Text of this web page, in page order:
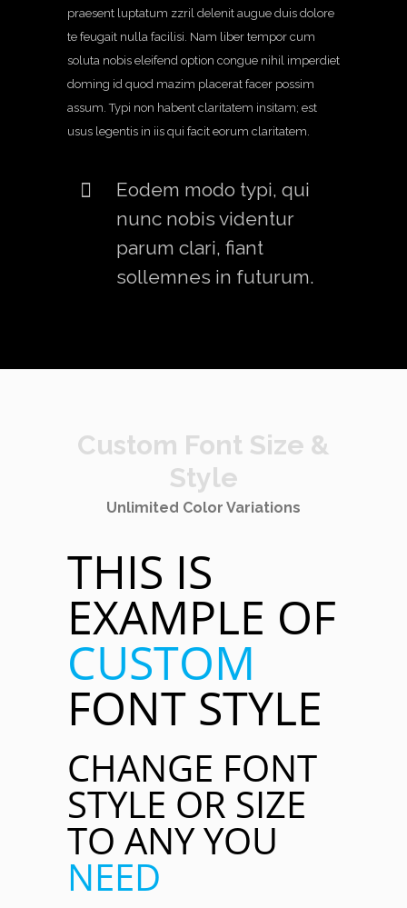
praesent luptatum zzril delenit augue duis dolore
te feugait nulla facilisi. Nam liber tempor cum
soluta nobis eleifend option congue nihil imperdiet
doming id quod mazim placerat facer possim
assum. Typi non habent claritatem insitam; est
usus legentis in iis qui facit eorum claritatem.
Eodem modo typi, qui
nunc nobis videntur
parum clari, fiant
sollemnes in futurum.
Custom Font Size &
Style
Unlimited Color Variations
THIS IS
EXAMPLE OF
CUSTOM
FONT STYLE
CHANGE FONT
STYLE OR SIZE
TO ANY YOU
NEED